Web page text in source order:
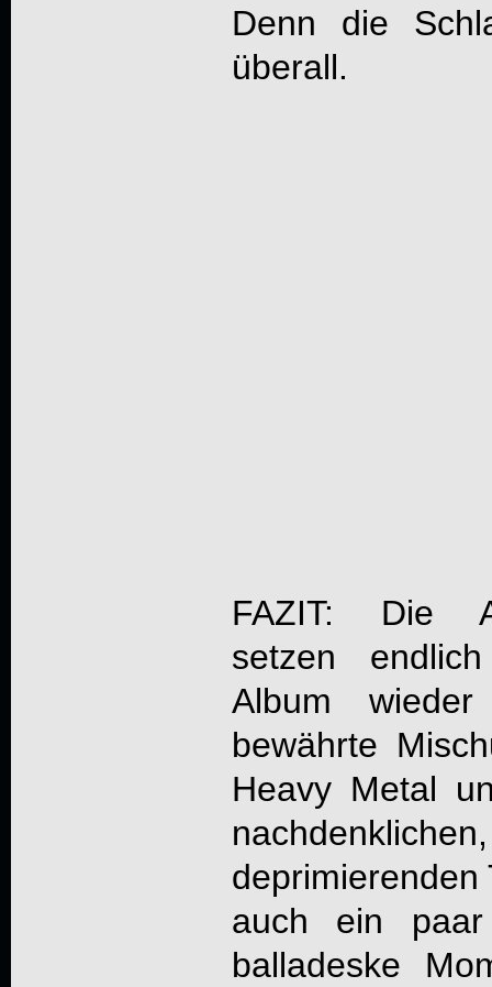
Denn die
überall.
FAZIT: Die
setzen
Album
bewährte
Heavy Metal
deprimierenden
auch ein
balladeske